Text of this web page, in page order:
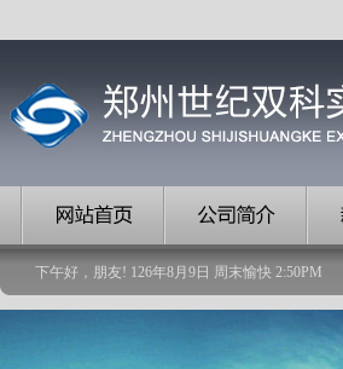
下午好，朋友! 126年8月 9 日 周末愉快 2:50PM